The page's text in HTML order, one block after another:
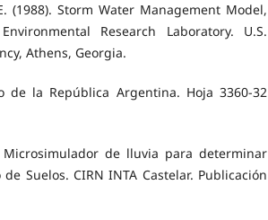
(1988). Storm Water Management Model,
Research Laboratory. U.S.
Athens, Georgia.
de la República Argentina. Hoja 3360-32
de lluvia para determinar
Suelos. CIRN INTA Castelar. Publicación